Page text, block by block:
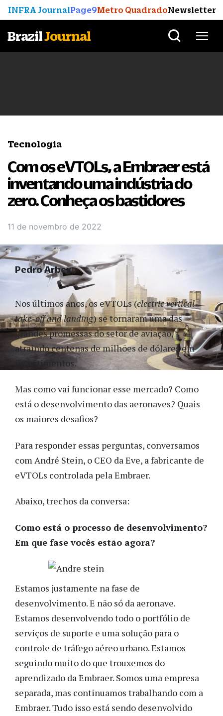
INFRA JournalPage9Metro QuadradoNewsletter
BrazilJournal
Tecnologia
Com os eVTOLs, a Embraer está
inventando uma indústria do
zero. Conheça os bastidores
11 de novembro de 2022
Nos últimos anos, os eVTOLs (electric vertical
take-off and landing) se tornaram uma das
grandes promessas do setor de aviação,
atraindo centenas de milhões de dólares em
investimentos.
Mas como vai funcionar esse mercado? Como
está o desenvolvimento das aeronaves? Quais
os maiores desafios?
Para responder essas perguntas, conversamos
com André Stein, o CEO da Eve, a fabricante de
eVTOLs controlada pela Embraer.
Abaixo, trechos da conversa:
Como está o processo de desenvolvimento?
Em que fase vocês estão agora?
Estamos justamente na fase de
desenvolvimento. E não só da aeronave.
Estamos desenvolvendo todo o portfólio de
serviços de suporte e uma solução para o
controle de tráfego aéreo urbano. Estamos
seguindo muito do que trouxemos do
aprendizado da Embraer. Somos uma empresa
separada, mas continuamos trabalhando com a
Embraer. Tudo isso está sendo desenvolvido
Pedro Arbex